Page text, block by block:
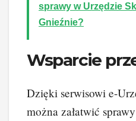
sprawy w Urzędzie
Gnieźnie?
Wsparcie
Dzięki serwisowi e-
można załatwić